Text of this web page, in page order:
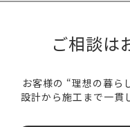
ご相談は
お客様の “理想の暮ら
設計から施工まで一貫